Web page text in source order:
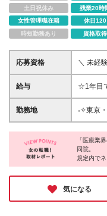
土日祝休み
残業20時
女性管理職在籍
休日120
時短勤務あり
資格取
応募資格
＼ 未経
「今よ
の経験・学歴
が好き
（月給
らの転
務、エ
ま。 「
トします！ ──⋆.˚✧──── ✧⋆.˚── ＼多
いしたいと思
いるな…
ボタン
給与
☆1年目
給25万
あり）
与を含む ‥‥‥‥‥‥‥ ―★毎月の業績手当って？
社全体
り♪ 「み
プラス
‥‥‥‥‥‥‥
いて】
勤務地
˖✧東京
★横浜院
葉原院】
港区新橋1-4-4
袋2-27-5 カテイビ
新宿モアビル6F 【名古屋院
15 ユース丸悦ビル
3-24-29 内山ビル4F
ノ緒町5-3-
「医療業
同院。
規定内で
印象的で
未経験入
環境には
こそ、心
気になる